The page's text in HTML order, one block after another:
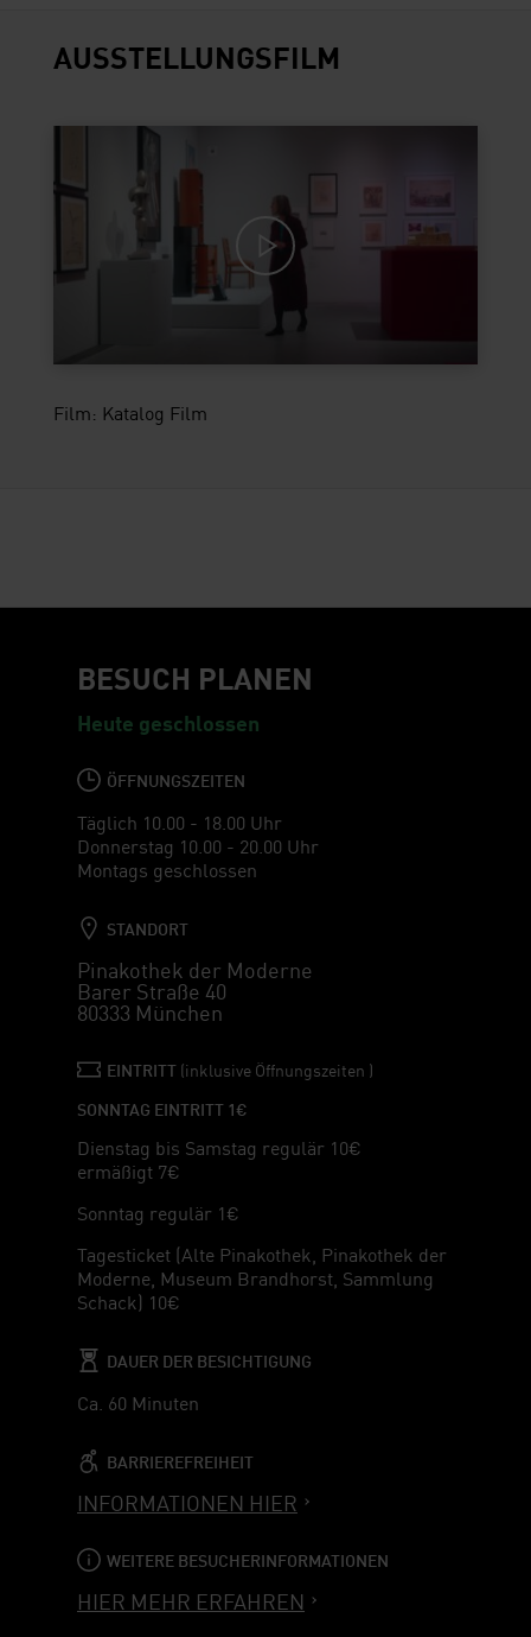
AUSSTELLUNGSFILM
Film: Katalog Film
BESUCH PLANEN
Heute geschlossen
ÖFFNUNGSZEITEN
Täglich 10.00 - 18.00 Uhr
Donnerstag 10.00 - 20.00 Uhr
Montags geschlossen
STANDORT
Pinakothek der Moderne
Barer Straße 40
80333 München
EINTRITT (inklusive Öffnungszeiten )
SONNTAG EINTRITT 1€
Dienstag bis Samstag regulär 10€
ermäßigt 7€
Sonntag regulär 1€
Tagesticket (Alte Pinakothek, Pinakothek der
Moderne, Museum Brandhorst, Sammlung
Schack) 10€
DAUER DER BESICHTIGUNG
Ca. 60 Minuten
BARRIEREFREIHEIT
INFORMATIONEN HIER
WEITERE BESUCHERINFORMATIONEN
HIER MEHR ERFAHREN